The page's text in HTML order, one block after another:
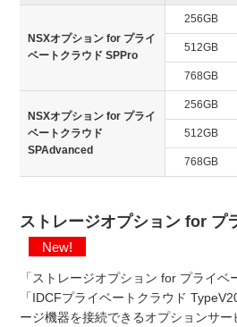
NSXオプション for プライ
ベートクラウド SPPro
256GB
512GB
768GB
NSXオプション for プライ
ベートクラウド
SPAdvanced
256GB
512GB
768GB
ストレージオプション for プ
New!
「ストレージオプション for プライベ
「IDCFプライベートクラウド
ージ機器を接続できるオプションサ